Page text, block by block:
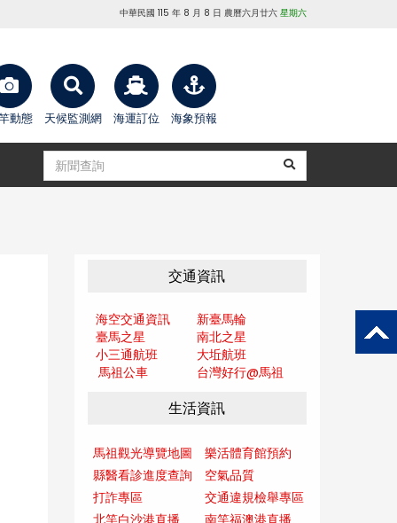
中華民國 115 年 8 月 8 日 農曆六月廿六 星期六
動態 天候監測網 海運訂位 海象預報
交通資訊
海空交通資訊
新臺馬輪
臺馬之星
南北之星
小三通航班
大坵航班
馬祖公車
台灣好行@馬祖
生活資訊
馬祖觀光導覽地圖
樂活體育館預約
縣醫看診進度查詢
空氣品質
打詐專區
交通違規檢舉專區
北竿白沙港直播
南竿福澳港直播